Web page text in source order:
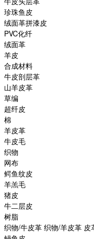
珍珠鱼皮
绒面革拼漆皮
PVC化纤
绒面革
羊皮
合成材料
牛皮剖层革
山羊皮革
草编
超纤皮
棉
羊皮革
牛皮毛
织物
网布
鳄鱼纹皮
羊羔毛
猪皮
牛二层皮
树脂
织物/牛皮革 织物/羊皮革 皮